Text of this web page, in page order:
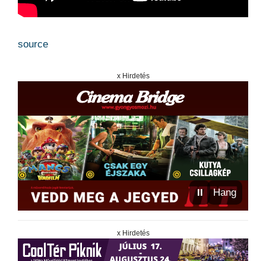
source
x Hirdetés
⏸ Hang
x Hirdetés